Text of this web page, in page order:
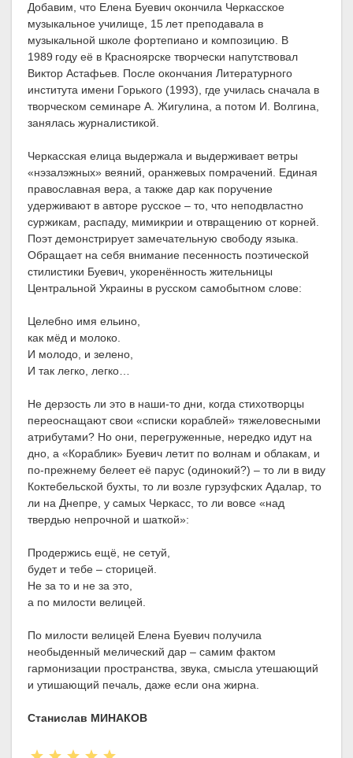
Добавим, что Елена Буевич окончила Черкасское
музыкальное училище, 15 лет преподавала в
музыкальной школе фортепиано и композицию. В
1989 году её в Красноярске творчески напутствовал
Виктор Астафьев. После окончания Литературного
института имени Горького (1993), где училась сначала в
творческом семинаре А. Жигулина, а потом И. Волгина,
занялась журналистикой.
Черкасская елица выдержала и выдерживает ветры
«нэзалэжных» веяний, оранжевых помрачений. Единая
православная вера, а также дар как поручение
удерживают в авторе русское – то, что неподвластно
суржикам, распаду, мимикрии и отвращению от корней.
Поэт демонстрирует замечательную свободу языка.
Обращает на себя внимание песенность поэтической
стилистики Буевич, укоренённость жительницы
Центральной Украины в русском самобытном слове:
Целебно имя ельино,
как мёд и молоко.
И молодо, и зелено,
И так легко, легко…
Не дерзость ли это в наши-то дни, когда стихотворцы
переоснащают свои «списки кораблей» тяжеловесными
атрибутами? Но они, перегруженные, нередко идут на
дно, а «Кораблик» Буевич летит по волнам и облакам, и
по-прежнему белеет её парус (одинокий?) – то ли в виду
Коктебельской бухты, то ли возле гурзуфских Адалар, то
ли на Днепре, у самых Черкасс, то ли вовсе «над
твердью непрочной и шаткой»:
Продержись ещё, не сетуй,
будет и тебе – сторицей.
Не за то и не за это,
а по милости велицей.
По милости велицей Елена Буевич получила
необыденный мелический дар – самим фактом
гармонизации пространства, звука, смысла утешающий
и утишающий печаль, даже если она жирна.
Станислав МИНАКОВ